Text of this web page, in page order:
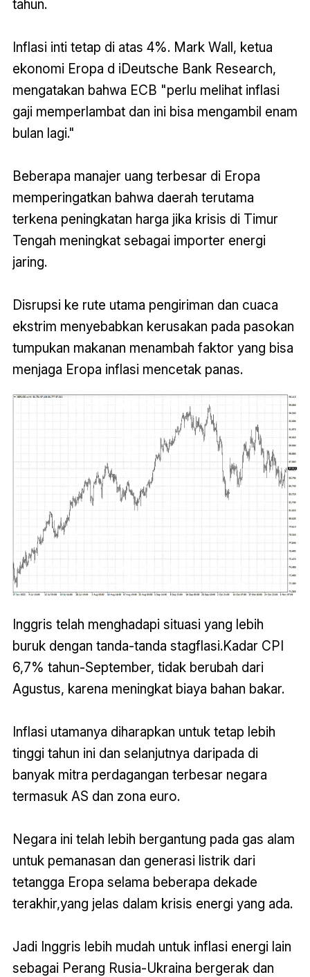
tahun.
Inflasi inti tetap di atas 4%. Mark Wall, ketua
ekonomi Eropa d iDeutsche Bank Research,
mengatakan bahwa ECB "perlu melihat inflasi
gaji memperlambat dan ini bisa mengambil enam
bulan lagi."
Beberapa manajer uang terbesar di Eropa
memperingatkan bahwa daerah terutama
terkena peningkatan harga jika krisis di Timur
Tengah meningkat sebagai importer energi
jaring.
Disrupsi ke rute utama pengiriman dan cuaca
ekstrim menyebabkan kerusakan pada pasokan
tumpukan makanan menambah faktor yang bisa
menjaga Eropa inflasi mencetak panas.
Inggris telah menghadapi situasi yang lebih
buruk dengan tanda-tanda stagflasi.Kadar CPI
6,7% tahun-September, tidak berubah dari
Agustus, karena meningkat biaya bahan bakar.
Inflasi utamanya diharapkan untuk tetap lebih
tinggi tahun ini dan selanjutnya daripada di
banyak mitra perdagangan terbesar negara
termasuk AS dan zona euro.
Negara ini telah lebih bergantung pada gas alam
untuk pemanasan dan generasi listrik dari
tetangga Eropa selama beberapa dekade
terakhir,yang jelas dalam krisis energi yang ada.
Jadi Inggris lebih mudah untuk inflasi energi lain
sebagai Perang Rusia-Ukraina bergerak dan